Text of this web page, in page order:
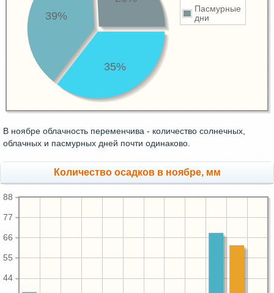
Пасмурные
дни
35%
39%
В ноябре облачность переменчива - количество солнечных,
облачных и пасмурных дней почти одинаково.
Количество осадков в ноябре, мм
44
55
66
77
88